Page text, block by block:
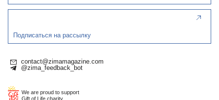
Подписаться на рассылку
contact@zimamagazine.com
@zima_feedback_bot
We are proud to support
Gift of Life charity